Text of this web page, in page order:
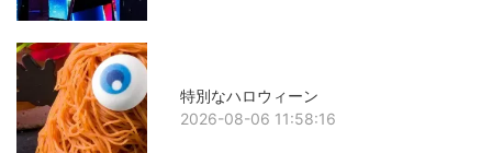
特別なハロウィーン
2026-08-06 11:58:16